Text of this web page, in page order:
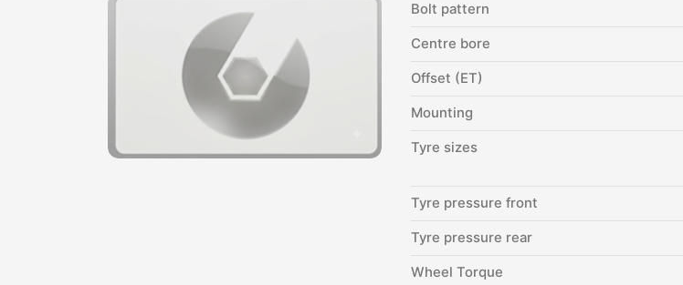
Bolt pattern
Centre bore
Offset (ET)
Mounting
Tyre sizes
Tyre pressure front
Tyre pressure rear
Wheel Torque